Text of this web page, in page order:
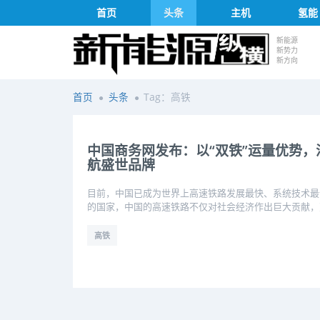
首页 头条 主机 氢能
新能源
新势力
新方向
首页 头条 Tag：高铁
中国商务网发布：以“双铁”运量优势
航盛世品牌
目前，中国已成为世界上高速铁路发展最快、系统技术
的国家，中国的高速铁路不仅对社会经济作出巨大贡献
高铁